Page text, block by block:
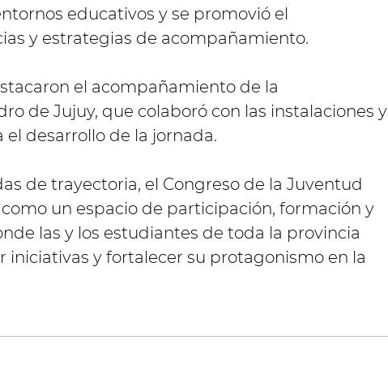
educativos y se promovió el
y estrategias de acompañamiento.
el acompañamiento de la
de Jujuy, que colaboró con las instalaciones y
desarrollo de la jornada.
de trayectoria, el Congreso de la Juventud
un espacio de participación, formación y
las y los estudiantes de toda la provincia
y fortalecer su protagonismo en la